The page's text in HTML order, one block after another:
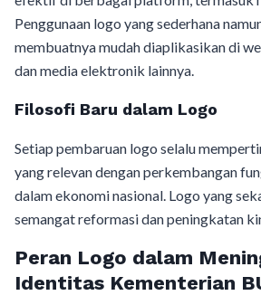
Penggunaan logo yang sederhana
membuatnya mudah diaplikasikan di
dan media elektronik lainnya.
Filosofi Baru dalam Logo
Setiap pembaruan logo selalu
yang relevan dengan perkembangan
dalam ekonomi nasional. Logo yang
semangat reformasi dan peningkatan
Peran Logo dalam
Identitas Kementerian